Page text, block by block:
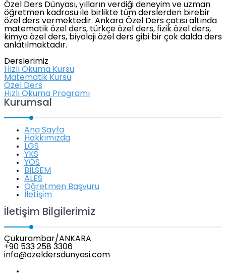
Özel Ders Dünyası, yılların verdiği deneyim ve uzman
öğretmen kadrosu ile birlikte tüm derslerden birebir
özel ders vermektedir. Ankara Özel Ders çatısı altında
matematik özel ders, türkçe özel ders, fizik özel ders,
kimya özel ders, biyoloji özel ders gibi bir çok dalda ders
anlatılmaktadır.
Derslerimiz
Hızlı Okuma Kursu
Matematik Kursu
Özel Ders
Hızlı Okuma Programı
Kurumsal
Ana Sayfa
Hakkımızda
LGS
YKS
YÖS
BİLSEM
ALES
Öğretmen Başvuru
İletişim
İletişim Bilgilerimiz
Çukurambar/ANKARA
+90 533 258 3306
info@ozeldersdunyasi.com